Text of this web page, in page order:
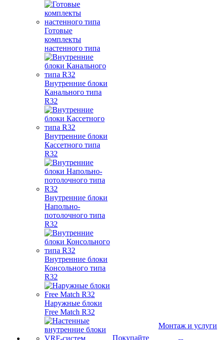
Готовые
комплекты
настенного типа
Внутренние блоки
Канального типа
R32
Внутренние блоки
Кассетного типа
R32
Внутренние блоки
Напольно-
потолочного типа
R32
Внутренние блоки
Консольного типа
R32
Наружные блоки
Free Match R32
Покупайте
Монтаж и услуги